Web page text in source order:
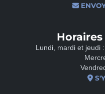
Lundi, mardi et jeudi